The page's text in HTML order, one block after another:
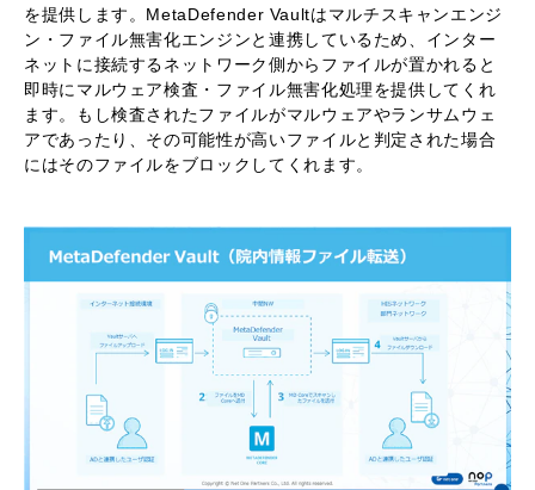
を提供します。MetaDefender Vaultはマルチスキャンエンジ
ン・ファイル無害化エンジンと連携しているため、インター
ネットに接続するネットワーク側からファイルが置かれると
即時にマルウェア検査・ファイル無害化処理を提供してくれ
ます。もし検査されたファイルがマルウェアやランサムウェ
アであったり、その可能性が高いファイルと判定された場合
にはそのファイルをブロックしてくれます。